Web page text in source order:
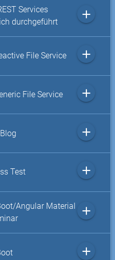
Services
durchgeführt
add
File Service add
File Service add
add
Test add
Angular Material
add
add